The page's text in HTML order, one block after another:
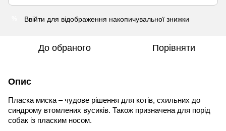
Ввійти для відображення накопичувальної знижки
До обраного Порівняти
Опис
Пласка миска – чудове рішення для котів, схильних до
синдрому втомлених вусиків. Також призначена для порід
собак із пласким носом.